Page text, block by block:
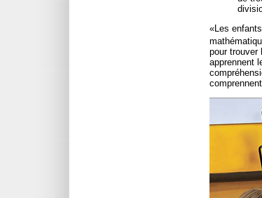
«Les
pour trouver
apprennent